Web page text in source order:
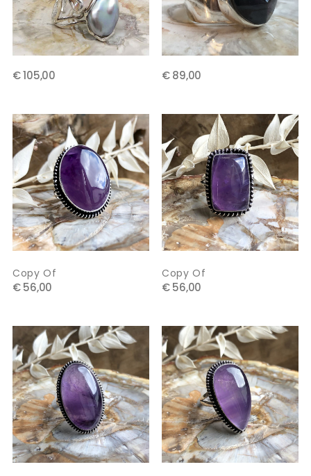
€ 105,00 € 89,00
Copy Of
€ 56,00
Copy Of
€ 56,00